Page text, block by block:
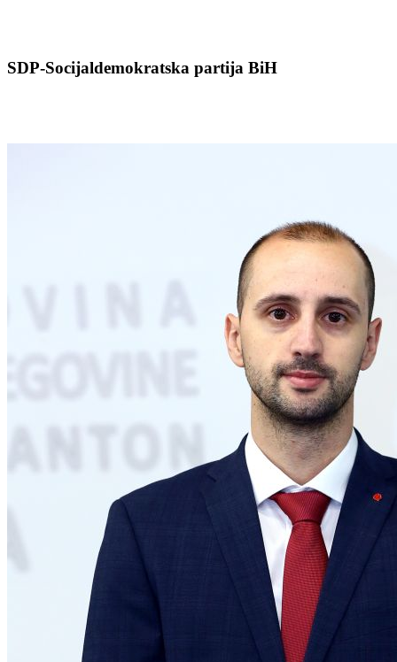
SDP-Socijaldemokratska partija BiH